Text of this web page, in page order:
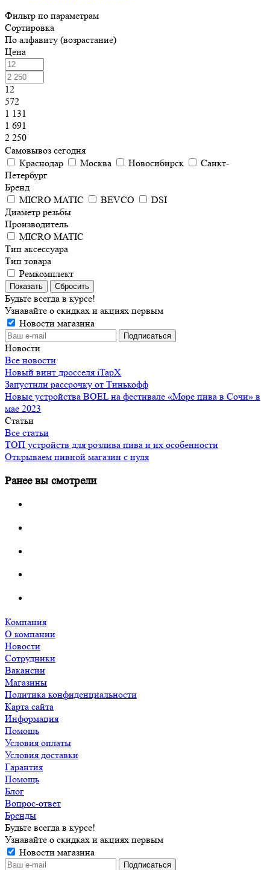
Фильтр по параметрам
Сортировка
По алфавиту (возрастание)
Цена
12
572
1 131
1 691
2 250
Самовывоз сегодня
Краснодар
Москва Новосибирск
Санкт-
Петербург
Бренд
MICRO MATIC
BEVCO
DSI
Диаметр резьбы
Производитель
MICRO MATIC
Тип аксессуара
Тип товара
Ремкомплект
Сбросить
Будьте всегда в курсе!
Узнавайте о скидках и акциях первым
Новости магазина
Новости
Все новости
Новый винт дросселя iTapX
Запустили рассрочку от Тинькофф
Новые устройства BOEL на фестивале «Море пива в Сочи» в
мае 2023
Статьи
Все статьи
ТОП устройств для розлива пива и их особенности
Открываем пивной магазин с нуля
Ранее вы смотрели
Компания
О компании
Новости
Сотрудники
Вакансии
Магазины
Политика конфиденциальности
Карта сайта
Информация
Помощь
Условия оплаты
Условия доставки
Гарантия
Помощь
Блог
Вопрос-ответ
Бренды
Будьте всегда в курсе!
Узнавайте о скидках и акциях первым
Новости магазина